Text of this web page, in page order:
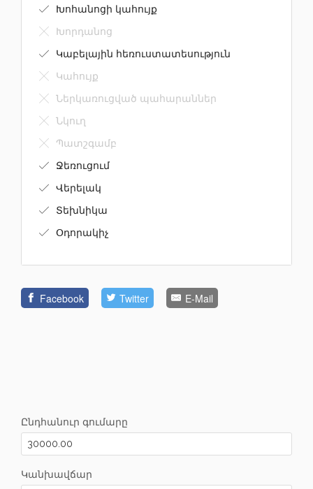
Խոհանոցի կահույք
Խորդանոց
Կաբելային հեռուստատեսություն
Կահույք
Ներկառուցված պահարաններ
Նկուղ
Պատշգամբ
Ջեռուցում
Վերելակ
Տեխնիկա
Օդորակիչ
Facebook Twitter E-Mail
Ընդհանուր գումարը
Կանխավճար